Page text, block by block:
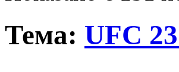
Тема: UFC